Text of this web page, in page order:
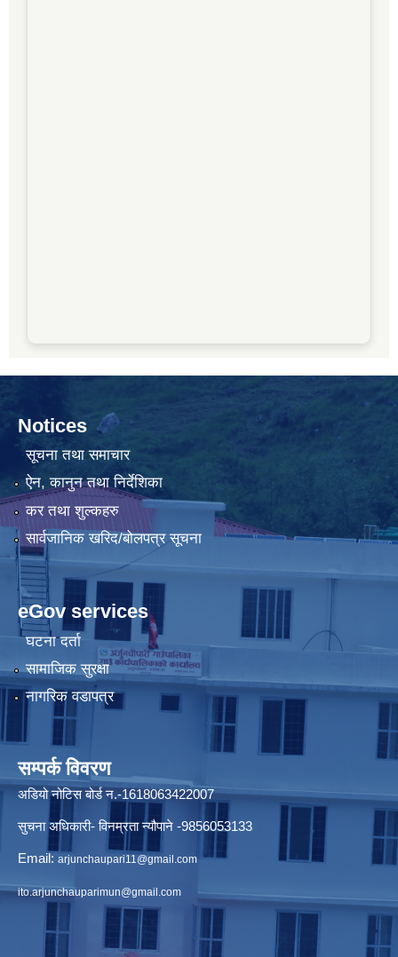
Notices
सूचना तथा समाचार
ऐन, कानुन तथा निर्देशिका
कर तथा शुल्कहरु
सार्वजानिक खरिद/बोलपत्र सूचना
eGov services
घटना दर्ता
सामाजिक सुरक्षा
नागरिक वडापत्र
सम्पर्क विवरण
अडियो नोटिस बोर्ड न.-1618063422007
सुचना अधिकारी- विनम्रता न्यौपाने -9856053133
Email: arjunchaupari11@gmail.com
ito.arjunchauparimun@gmail.com